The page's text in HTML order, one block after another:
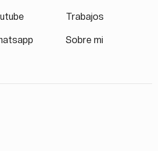
Trabajos
Sobre mi